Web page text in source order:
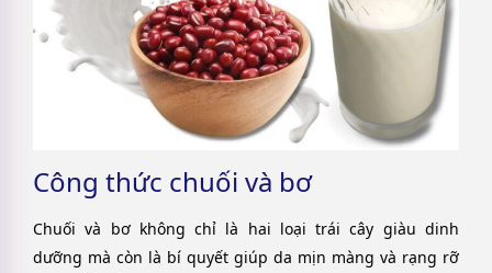
Công thức chuối và bơ
Chuối và bơ không chỉ là hai loại trái cây giàu dinh
dưỡng mà còn là bí quyết giúp da mịn màng và rạng rỡ